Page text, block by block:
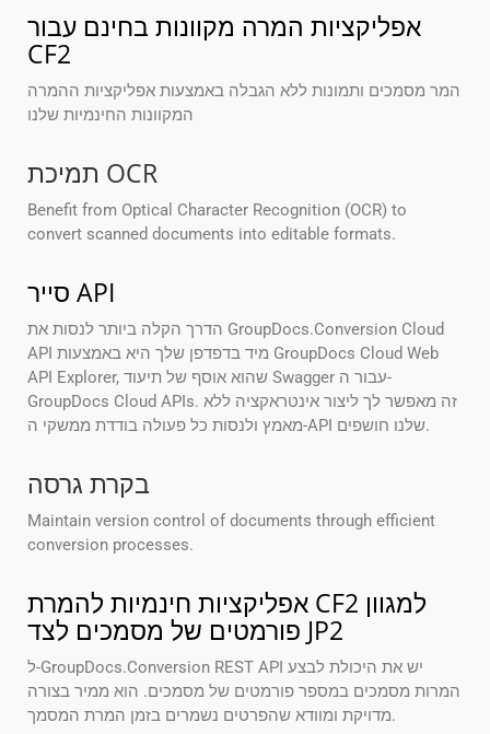
אפליקציות המרה מקוונות בחינם עבור
CF2
המר מסמכים ותמונות ללא הגבלה באמצעות אפליקציות ההמרה
המקוונות החינמיות שלנו
תמיכת OCR
Benefit from Optical Character Recognition (OCR) to
convert scanned documents into editable formats.
סייר API
הדרך הקלה ביותר לנסות את GroupDocs.Conversion Cloud
API מיד בדפדפן שלך היא באמצעות GroupDocs Cloud Web
API Explorer, שהוא אוסף של תיעוד Swagger עבור ה-
GroupDocs Cloud APIs. זה מאפשר לך ליצור אינטראקציה ללא
מאמץ ולנסות כל פעולה בודדת ממשקי ה-API שלנו חושפים.
בקרת גרסה
Maintain version control of documents through efficient
conversion processes.
אפליקציות חינמיות להמרת CF2 למגוון
פורמטים של מסמכים לצד JP2
ל-GroupDocs.Conversion REST API יש את היכולת לבצע
המרות מסמכים במספר פורמטים של מסמכים. הוא ממיר בצורה
מדויקת ומוודא שהפרטים נשמרים בזמן המרת המסמך.